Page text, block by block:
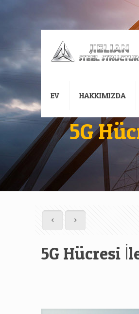
EV HAKKIMIZDA
5G
5G Hücresi